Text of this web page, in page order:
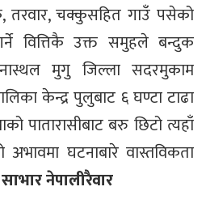
तरवार, चक्कुसहित गाउँ पसेको
वित्तिकै उक्त समुहले बन्दुक
मुगु जिल्ला सदरमुकाम
केन्द्र पुलुबाट ६ घण्टा टाढा
पातारासीबाट बरु छिटो त्यहाँ
घटनाबारे वास्तविकता
साभार नेपालीरैवार